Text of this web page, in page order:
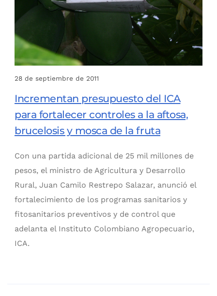
28 de septiembre de 2011
Incrementan presupuesto del ICA
para fortalecer controles a la aftosa,
brucelosis y mosca de la fruta
Con una partida adicional de 25 mil millones de
pesos, el ministro de Agricultura y Desarrollo
Rural, Juan Camilo Restrepo Salazar, anunció el
fortalecimiento de los programas sanitarios y
fitosanitarios preventivos y de control que
adelanta el Instituto Colombiano Agropecuario,
ICA.